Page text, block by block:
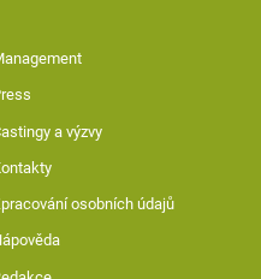
a výzvy
osobních údajů